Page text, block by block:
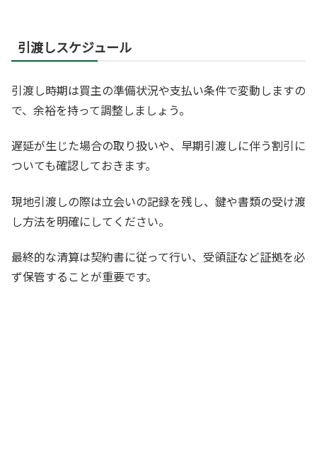
引渡しスケジュール
引渡し時期は買主の準備状況や支払い条件で変動しますの
で、余裕を持って調整しましょう。
遅延が生じた場合の取り扱いや、早期引渡しに伴う割引に
ついても確認しておきます。
現地引渡しの際は立会いの記録を残し、鍵や書類の受け渡
し方法を明確にしてください。
最終的な清算は契約書に従って行い、受領証など証拠を必
ず保管することが重要です。